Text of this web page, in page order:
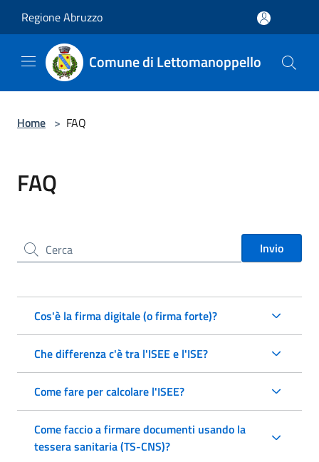
Regione Abruzzo
Comune di Lettomanoppello
Home > FAQ
FAQ
Cerca nel sito Invio
Cos'è la firma digitale (o firma forte)?
Che differenza c'è tra l'ISEE e l'ISE?
Come fare per calcolare l'ISEE?
Come faccio a firmare documenti usando la
tessera sanitaria (TS-CNS)?